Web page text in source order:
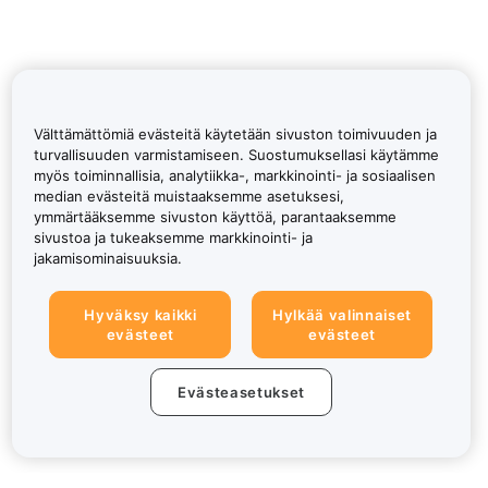
Välttämättömiä evästeitä käytetään sivuston toimivuuden ja
turvallisuuden varmistamiseen. Suostumuksellasi käytämme
myös toiminnallisia, analytiikka-, markkinointi- ja sosiaalisen
median evästeitä muistaaksemme asetuksesi,
ymmärtääksemme sivuston käyttöä, parantaaksemme
sivustoa ja tukeaksemme markkinointi- ja
jakamisominaisuuksia.
Hyväksy kaikki
evästeet
Hylkää valinnaiset
evästeet
Evästeasetukset